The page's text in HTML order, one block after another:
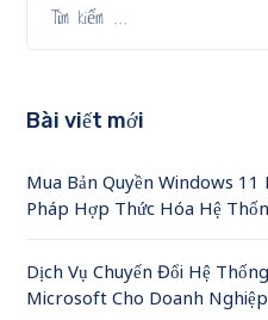
Bài viết mới
Mua Bản Quyền Windows
Pháp Hợp Thức Hóa Hệ
Dịch Vụ Chuyển Đổi Hệ
Microsoft Cho Doanh Nghiệp